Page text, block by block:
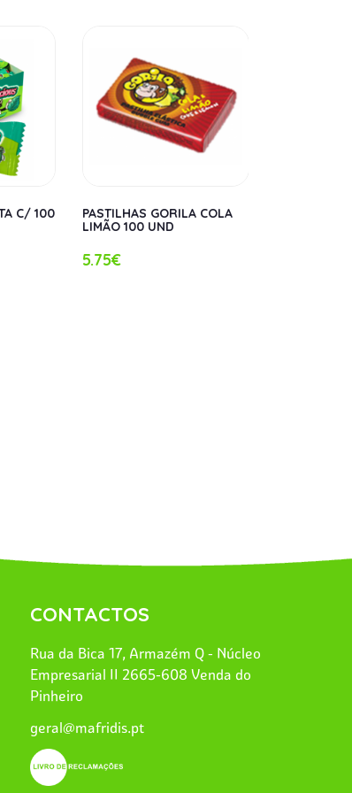
C/ 100
PASTILHAS GORILA COLA
LIMÃO 100 UND
5.75€
CONTACTOS
Rua da Bica 17, Armazém Q - Núcleo
Empresarial II 2665-608 Venda do
Pinheiro
geral@mafridis.pt